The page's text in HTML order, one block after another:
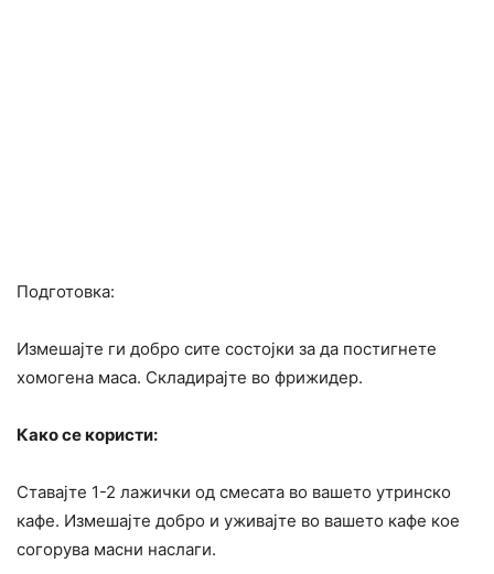
Подготовка:
Измешајте ги добро сите состојки за да постигнете
хомогена маса. Складирајте во фрижидер.
Како се користи:
Ставајте 1-2 лажички од смесата во вашето утринско
кафе. Измешајте добро и уживајте во вашето кафе кое
согорува масни наслаги.